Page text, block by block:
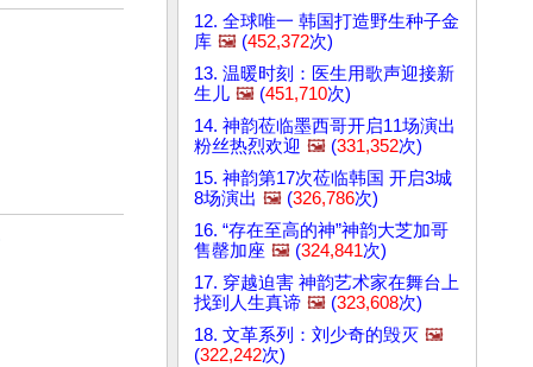
12. 全球唯一 韩国打造野生种子金
库 🖼️ (452,372次)
13. 温暖时刻：医生用歌声迎接新
生儿 🖼️ (451,710次)
14. 神韵莅临墨西哥开启11场演出
粉丝热烈欢迎 🖼️ (331,352次)
15. 神韵第17次莅临韩国 开启3城
8场演出 🖼️ (326,786次)
16. “存在至高的神”神韵大芝加哥
售罄加座 🖼️ (324,841次)
17. 穿越迫害 神韵艺术家在舞台上
找到人生真谛 🖼️ (323,608次)
18. 文革系列：刘少奇的毁灭 🖼️
(322,242次)